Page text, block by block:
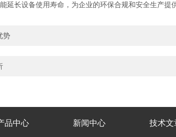
长设备使用寿命，为企业的环保合规和安全生产提
势
品中心 新闻中心 技术文